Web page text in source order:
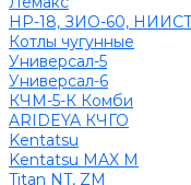
НР-18, ЗИО-60,
Котлы чугунные
Универсал-5
Универсал-6
КЧМ-5-К Комби
ARIDEYA КЧГО
Kentatsu
Kentatsu MAX M
Titan NT, ZM